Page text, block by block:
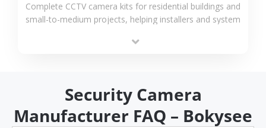
Complete CCTV camera kits for residential buildings and
small-to-medium projects, helping installers and system
time.
Security Camera
Manufacturer FAQ – Bokysee